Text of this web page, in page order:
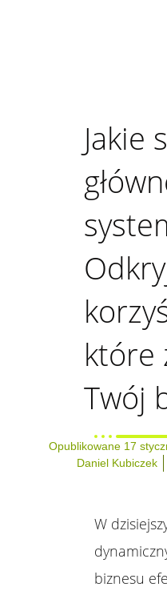
Jakie są
Jakie
które
Twój
Opublikowane 17
Daniel Kubiczek
W
biznesu